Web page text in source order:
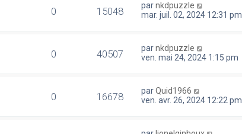
0 15048 parnkdpuzzle
mar. juil. 02, 2024 12:31 pm
0 40507 parnkdpuzzle
ven. mai 24, 2024 1:15 pm
0 16678 parQuid1966
ven. avr. 26, 2024 12:22 pm